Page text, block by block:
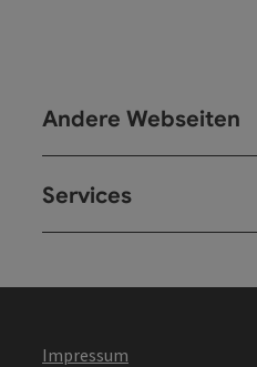
Andere Webseiten
Services
Impressum